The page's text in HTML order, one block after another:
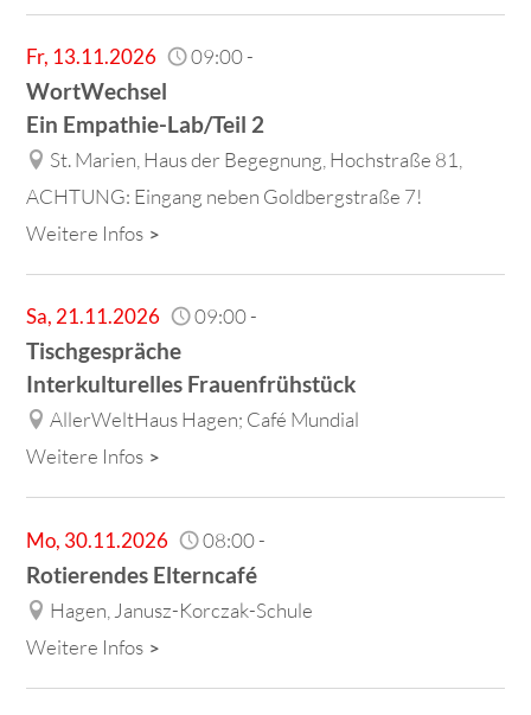
Fr, 13.11.2026 09:00-
WortWechsel
Ein Empathie-Lab/Teil 2
St. Marien, Haus der Begegnung, Hochstraße 81,
ACHTUNG: Eingang neben Goldbergstraße 7!
Weitere Infos
Sa, 21.11.2026 09:00-
Tischgespräche
Interkulturelles Frauenfrühstück
AllerWeltHaus Hagen; Café Mundial
Weitere Infos
Mo, 30.11.2026 08:00-
Rotierendes Elterncafé
Hagen, Janusz-Korczak-Schule
Weitere Infos